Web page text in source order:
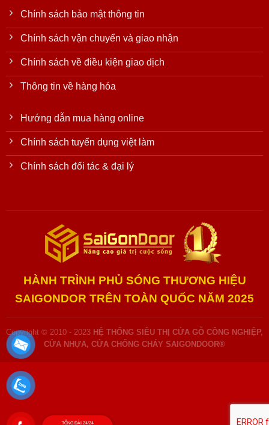
Chính sách bảo mật thông tin
Chính sách vận chuyển và giao nhận
Chính sách về điều kiện giao dịch
Thông tin về hàng hóa
Hướng dẫn mua hàng online
Chính sách tuyển dụng việt làm
Chính sách đối tác & đại lý
HÀNH TRÌNH PHỦ SÓNG THƯƠNG HIỆU
SAIGONDOR TRÊN TOÀN QUỐC NĂM 2025
Copyright © 2010 - 2023 HỆ THỐNG SIÊU THỊ CỬA GỖ CÔNG NGHIỆP,
CỬA NHỰA, CỬA CHỐNG CHÁY SAIGONDOOR®
TỔNG ĐÀI 24/24